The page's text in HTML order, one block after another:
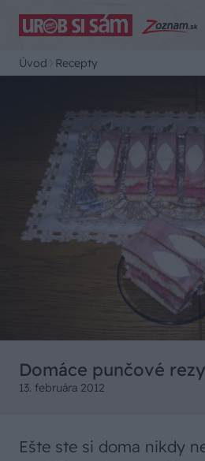
Úvod Recepty
Domáce punčové rezy
13. februára 2012
Ešte ste si doma nikdy